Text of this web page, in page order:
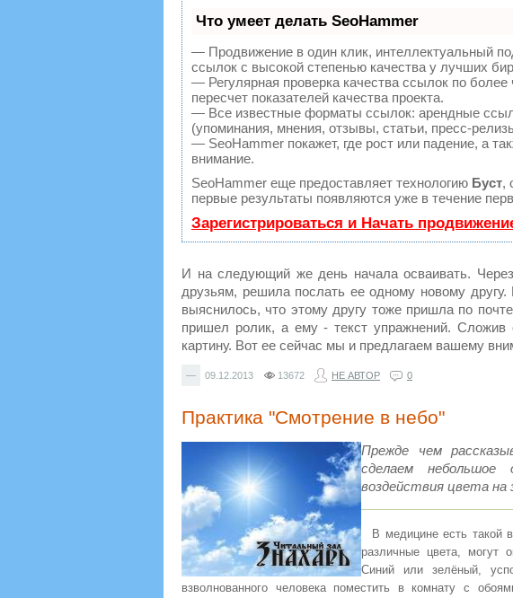
Что умеет делать SeoHammer
— Продвижение в один клик, интеллектуальный
ссылок с высокой степенью качества у лучших
— Регулярная проверка качества ссылок по
пересчет показателей качества проекта.
— Все известные форматы ссылок: арендные
(упоминания, мнения, отзывы, статьи, пресс-
— SeoHammer покажет, где рост или падение, а
внимание.
SeoHammer еще предоставляет технологию Буст,
первые результаты появляются уже в течение
Зарегистрироваться и Начать
И на следующий же день начала осваивать.
друзьям, решила послать ее одному новому
выяснилось, что этому другу тоже пришла по
пришел ролик, а ему - текст упражнений.
картину. Вот ее сейчас мы и предлагаем вашему
— 09.12.2013 13672 НЕ АВТОР 0
Практика "Смотрение в небо"
Прежде чем
сделаем небольшое
воздействия цвета на
В медицине есть такой
различные цвета, могут
Синий или зелёный,
взволнованного человека поместить в комнату с